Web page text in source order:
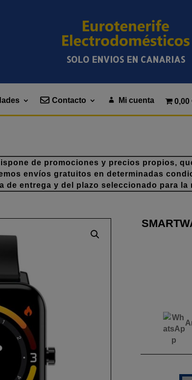
SOLO ENVIOS EN CANARIAS
Contacto Mi cuenta 0,00
de promociones y precios propios,
envíos gratuitos en determinadas
de entrega y del plazo seleccionado para